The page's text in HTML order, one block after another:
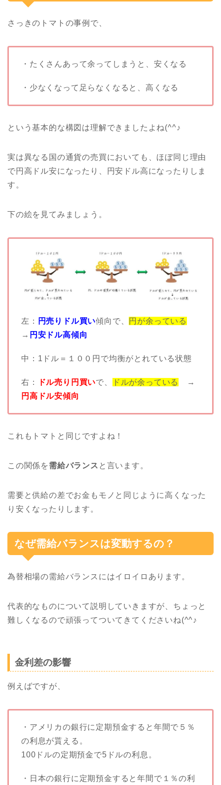
さっきのトマトの事例で、
・たくさんあって余ってしまうと、安くなる
・少なくなって足らなくなると、高くなる
という基本的な構図は理解できましたよね(^^♪
実は異なる国の通貨の売買においても、ほぼ同じ理由
で円高ドル安になったり、円安ドル高になったりしま
す。
下の絵を見てみましょう。
左： 円売りドル買い傾向で、
円が余っている
→ 円安ドル高傾向
中：1ドル＝１００円で均衡がとれている状態
右： ドル売り円買いで、 ドルが余っている
→
円高ドル安傾向
これもトマトと同じですよね！
この関係を 需給バランス と言います。
需要と供給の差でお金もモノと同じように高くなった
り安くなったりします。
なぜ需給バランスは変動するの？
為替相場の需給バランスにはイロイロあります。
代表的なものについて説明していきますが、ちょっと
難しくなるので頑張ってついてきてくださいね(^^♪
金利差の影響
例えばですが、
・アメリカの銀行に定期預金すると年間で５％
の利息が貰える。
100ドルの定期預金で5ドルの利息。
・日本の銀行に定期預金すると年間で１％の利